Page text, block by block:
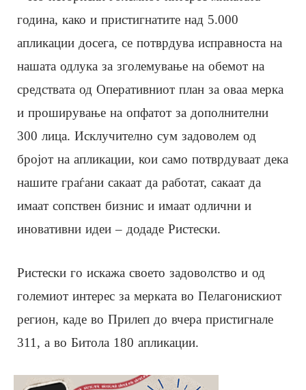
година, како и пристигнатите над 5.000
апликации досега, се потврдува исправноста на
нашата одлука за зголемување на обемот на
средствата од Оперативниот план за оваа мерка
и проширување на опфатот за дополнителни
300 лица. Исклучително сум задоволем од
бројот на апликации, кои само потврдуваат дека
нашите граѓани сакаат да работат, сакаат да
имаат сопствен бизнис и имаат одлични и
иновативни идеи – додаде Ристески.
Ристески го искажа своето задоволство и од
големиот интерес за мерката во Пелагонискиот
регион, каде во Прилеп до вчера пристигнале
311, а во Битола 180 апликации.